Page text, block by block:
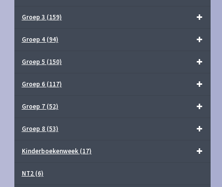
Groep 3 (159)
Groep 4 (94)
Groep 5 (150)
Groep 6 (117)
Groep 7 (52)
Groep 8 (53)
Kinderboekenweek (17)
NT2 (6)